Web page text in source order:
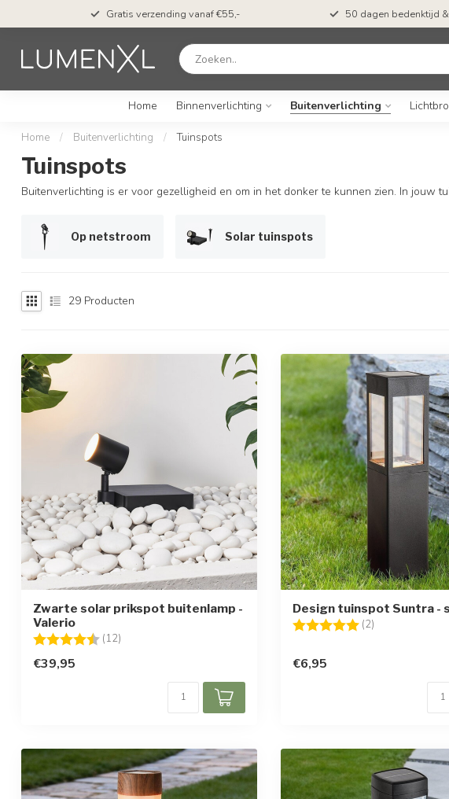
Gratis verzending vanaf €55,- 50 dagen bedenktijd
Home Binnenverlichting Buitenverlichting
Home / Buitenverlichting / Tuinspots
Tuinspots
Buitenverlichting is er voor gezelligheid en om in het donker te kunnen zien. In jouw
Op netstroom Solar tuinspots
29 Producten
Zwarte solar prikspot buitenlamp -
Valerio
Beoordeling: (12)
€39,95
Design tuinspot Suntra -
Beoordeling: (2)
€6,95